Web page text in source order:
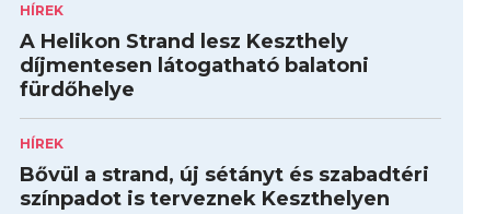
HÍREK
A Helikon Strand lesz Keszthely
díjmentesen látogatható balatoni
fürdőhelye
HÍREK
Bővül a strand, új sétányt és szabadtéri
színpadot is terveznek Keszthelyen